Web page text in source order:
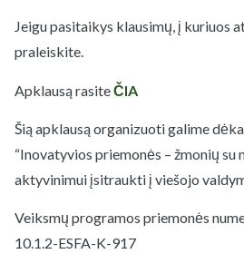
Jeigu pasitaikys klausimų, į kuriuos
praleiskite.
Apklausą rasiteČIA
Šią apklausą organizuoti galime
“Inovatyvios priemonės – žmonių su
aktyvinimui įsitraukti į viešojo
Veiksmų programos priemonės
10.1.2-ESFA-K-917